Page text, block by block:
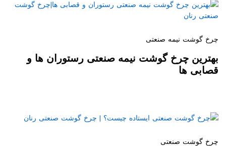
چرخ گوشت نیمه صنعتی
بهترین چرخ گوشت نیمه صنعتی رستوران ها و
قصابی ها
چرخ گوشت صنعتی